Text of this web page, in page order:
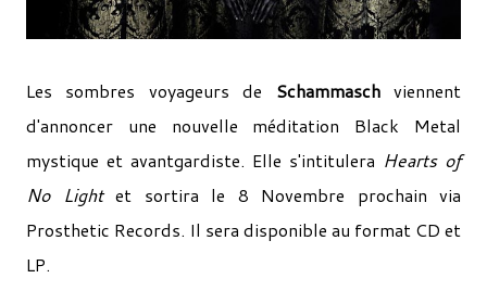
Les sombres voyageurs de Schammaschviennent
d'annoncer une nouvelle méditation Black Metal
mystique et avantgardiste. Elle s'intitulera Hearts of
No Lightet sortira le 8 Novembre prochain via
Prosthetic Records. Il sera disponible au format CD et
LP.